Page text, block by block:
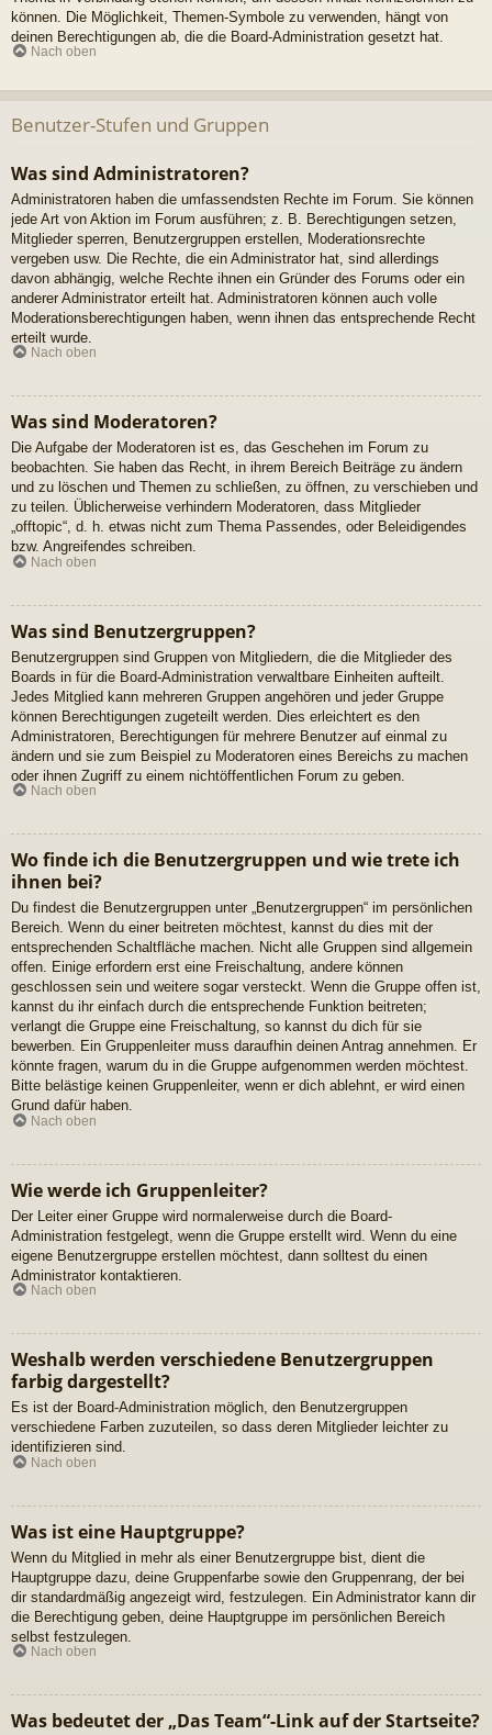
können. Die Möglichkeit, Themen-Symbole zu verwenden, hängt von
deinen Berechtigungen ab, die die Board-Administration gesetzt hat.
Nach oben
Benutzer-Stufen und Gruppen
Was sind Administratoren?
Administratoren haben die umfassendsten Rechte im Forum. Sie können
jede Art von Aktion im Forum ausführen; z. B. Berechtigungen setzen,
Mitglieder sperren, Benutzergruppen erstellen, Moderationsrechte
vergeben usw. Die Rechte, die ein Administrator hat, sind allerdings
davon abhängig, welche Rechte ihnen ein Gründer des Forums oder ein
anderer Administrator erteilt hat. Administratoren können auch volle
Moderationsberechtigungen haben, wenn ihnen das entsprechende Recht
erteilt wurde.
Nach oben
Was sind Moderatoren?
Die Aufgabe der Moderatoren ist es, das Geschehen im Forum zu
beobachten. Sie haben das Recht, in ihrem Bereich Beiträge zu ändern
und zu löschen und Themen zu schließen, zu öffnen, zu verschieben und
zu teilen. Üblicherweise verhindern Moderatoren, dass Mitglieder
„offtopic“, d. h. etwas nicht zum Thema Passendes, oder Beleidigendes
bzw. Angreifendes schreiben.
Nach oben
Was sind Benutzergruppen?
Benutzergruppen sind Gruppen von Mitgliedern, die die Mitglieder des
Boards in für die Board-Administration verwaltbare Einheiten aufteilt.
Jedes Mitglied kann mehreren Gruppen angehören und jeder Gruppe
können Berechtigungen zugeteilt werden. Dies erleichtert es den
Administratoren, Berechtigungen für mehrere Benutzer auf einmal zu
ändern und sie zum Beispiel zu Moderatoren eines Bereichs zu machen
oder ihnen Zugriff zu einem nichtöffentlichen Forum zu geben.
Nach oben
Wo finde ich die Benutzergruppen und wie trete ich
ihnen bei?
Du findest die Benutzergruppen unter „Benutzergruppen“ im persönlichen
Bereich. Wenn du einer beitreten möchtest, kannst du dies mit der
entsprechenden Schaltfläche machen. Nicht alle Gruppen sind allgemein
offen. Einige erfordern erst eine Freischaltung, andere können
geschlossen sein und weitere sogar versteckt. Wenn die Gruppe offen ist,
kannst du ihr einfach durch die entsprechende Funktion beitreten;
verlangt die Gruppe eine Freischaltung, so kannst du dich für sie
bewerben. Ein Gruppenleiter muss daraufhin deinen Antrag annehmen. Er
könnte fragen, warum du in die Gruppe aufgenommen werden möchtest.
Bitte belästige keinen Gruppenleiter, wenn er dich ablehnt, er wird einen
Grund dafür haben.
Nach oben
Wie werde ich Gruppenleiter?
Der Leiter einer Gruppe wird normalerweise durch die Board-
Administration festgelegt, wenn die Gruppe erstellt wird. Wenn du eine
eigene Benutzergruppe erstellen möchtest, dann solltest du einen
Administrator kontaktieren.
Nach oben
Weshalb werden verschiedene Benutzergruppen
farbig dargestellt?
Es ist der Board-Administration möglich, den Benutzergruppen
verschiedene Farben zuzuteilen, so dass deren Mitglieder leichter zu
identifizieren sind.
Nach oben
Was ist eine Hauptgruppe?
Wenn du Mitglied in mehr als einer Benutzergruppe bist, dient die
Hauptgruppe dazu, deine Gruppenfarbe sowie den Gruppenrang, der bei
dir standardmäßig angezeigt wird, festzulegen. Ein Administrator kann dir
die Berechtigung geben, deine Hauptgruppe im persönlichen Bereich
selbst festzulegen.
Nach oben
Was bedeutet der „Das Team“-Link auf der Startseite?